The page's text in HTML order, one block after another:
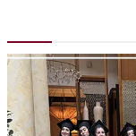
لعملية تحرير
بالجديدة ويستضيف
النسخة الثانية